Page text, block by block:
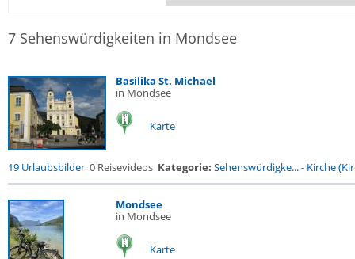
7 Sehenswürdigkeiten in Mondsee
Basilika St. Michael
in Mondsee
Karte
19 Urlaubsbilder 0 Reisevideos Kategorie: Sehenswürdigke...- Kirche
Mondsee
in Mondsee
Karte